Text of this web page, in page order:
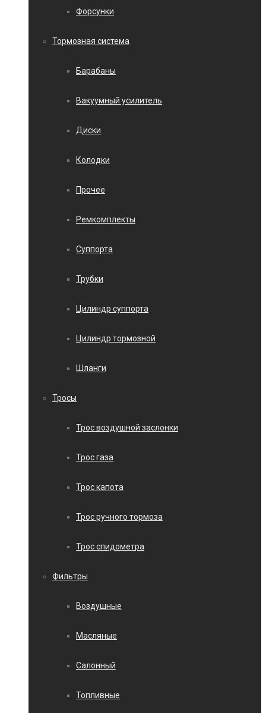
Форсунки
Тормозная система
Барабаны
Вакуумный усилитель
Диски
Колодки
Прочее
Ремкомплекты
Суппорта
Трубки
Цилиндр суппорта
Цилиндр тормозной
Шланги
Тросы
Трос воздушной заслонки
Трос газа
Трос капота
Трос ручного тормоза
Трос спидометра
Фильтры
Воздушные
Масляные
Салонный
Топливные